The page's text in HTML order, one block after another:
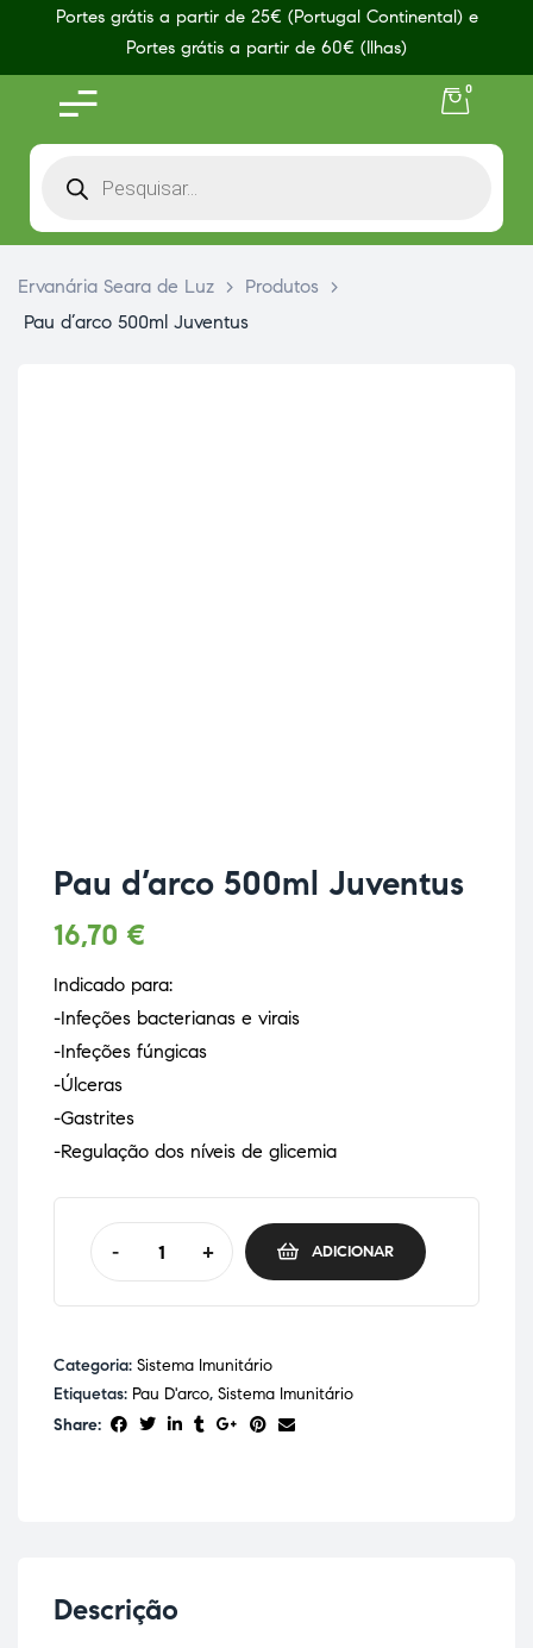
Portes grátis a partir de 25€ (Portugal Continental) e
Portes grátis a partir de 60€ (Ilhas)
0
Ervanária Seara de Luz > Produtos
>
Pau d’arco 500ml Juventus
Pau d’arco 500ml Juventus
16,70 €
Indicado para:
-Infeções bacterianas e virais
-Infeções fúngicas
-Úlceras
-Gastrites
-Regulação dos níveis de glicemia
- + ADICIONAR
Categoria: Sistema Imunitário
Etiquetas: Pau D'arco, Sistema Imunitário
Share:
Descrição